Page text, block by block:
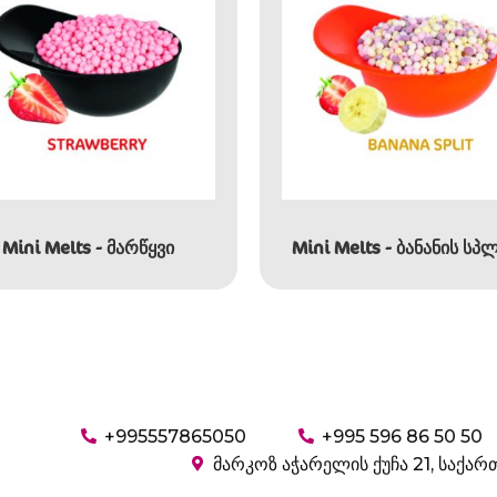
Mini Melts - მარწყვი Mini Melts - ბანანის
+995557865050
+995 596 86 50 50
მარკოზ აჭარელის ქუჩა 21,